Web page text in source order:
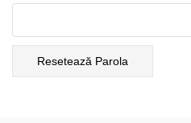
Resetează Parola